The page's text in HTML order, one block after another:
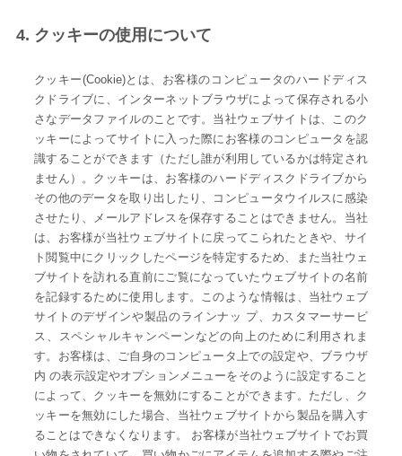
4. クッキーの使用について
クッキー(Cookie)とは、お客様のコンピュータのハードディス
クドライブに、インターネットブラウザによって保存される小
さなデータファイルのことです。当社ウェブサイトは、このク
ッキーによってサイトに入った際にお客様のコンピュータを認
識することができます（ただし誰が利用しているかは特定され
ません）。クッキーは、お客様のハードディスクドライブから
その他のデータを取り出したり、コンピュータウイルスに感染
させたり、メールアドレスを保存することはできません。当社
は、お客様が当社ウェブサイトに戻ってこられたときや、サイ
ト閲覧中にクリックしたページを特定するため、また当社ウェ
ブサイトを訪れる直前にご覧になっていたウェブサイトの名前
を記録するために使用します。このような情報は、当社ウェブ
サイトのデザインや製品のラインナッ プ、カスタマーサービ
ス、スペシャルキャンペーンなどの向上のために利用されま
す。お客様は、ご自身のコンピュータ上での設定や、ブラウザ
内 の表示設定やオプションメニューをそのように設定すること
によって、クッキーを無効にすることができます。ただし、ク
ッキーを無効にした場合、当社ウェブサイトから製品を購入す
ることはできなくなります。 お客様が当社ウェブサイトでお買